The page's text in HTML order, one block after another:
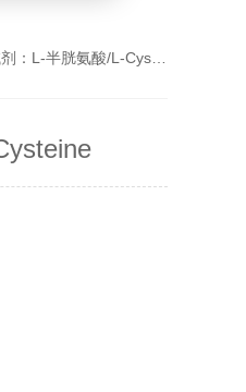
L-半胱氨酸/L-Cysteine